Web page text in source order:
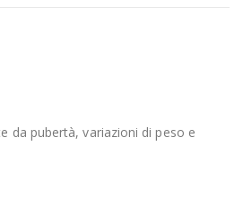
da pubertà, variazioni di peso e